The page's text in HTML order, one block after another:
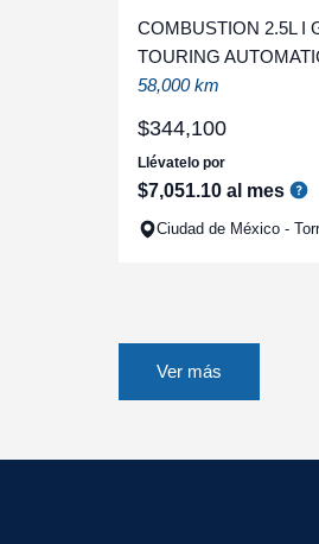
COMBUSTION 2.5L I
TOURING
58,000 km
$344,100
Llévatelo por
$7,051.10 al mes
Ciudad de México -
Ver más